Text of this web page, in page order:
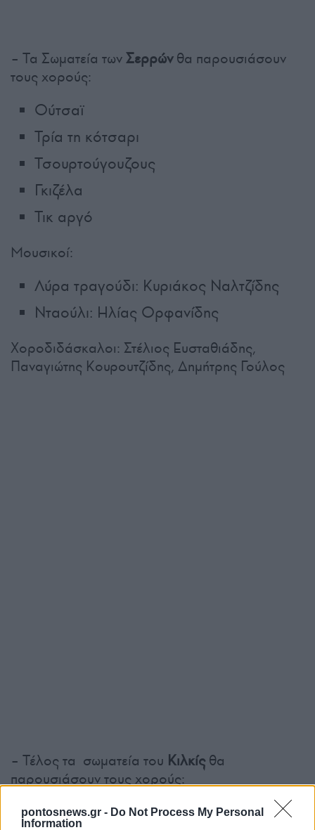
pontosnews.gr - Do Not Process My Personal
Information
– Τα Σωματεία τωνΣερρώνθα παρουσιάσουν
τους χορούς:
Ούτσαϊ
Τρία τη κότσαρι
Τσουρτούγουζους
Γκιζέλα
Τικ αργό
Μουσικοί:
Λύρα τραγούδι: Κυριάκος Ναλτζίδης
Νταούλι: Ηλίας Ορφανίδης
Χοροδιδάσκαλοι: Στέλιος Ευσταθιάδης,
Παναγιώτης Κουρουτζίδης, Δημήτρης Γούλος
– Τέλος τα σωματεία του Κιλκίςθα
παρουσιάσουν τους χορούς:
Κότσαρι